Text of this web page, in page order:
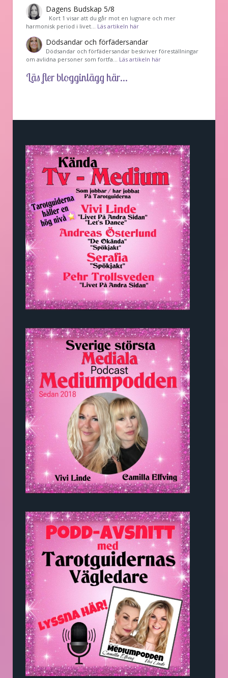
Dagens Budskap 5/8
Kort 1 visar att du går mot en lugnare och mer
harmonisk period i livet… Läs artikeln här
Dödsandar och förfädersandar
Dödsandar och förfädersandar beskriver föreställningar
om avlidna personer som fortfa… Läs artikeln här
Läs fler blogginlägg här...